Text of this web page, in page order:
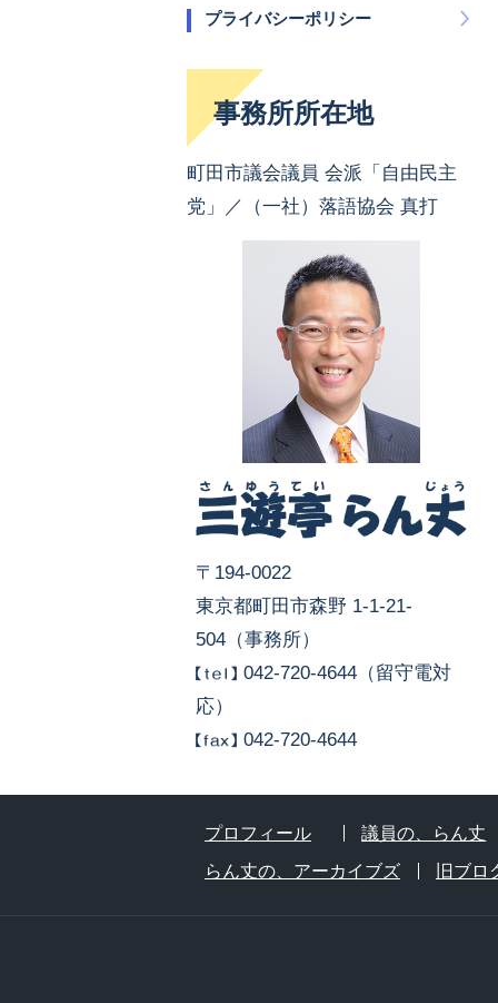
プライバシーポリシー
事務所所在地
町田市議会議員 会派「自由民主
党」／（一社）落語協会 真打
〒194-0022
東京都町田市森野 1-1-21-
504（事務所）
042-720-4644（留守電対
応）
042-720-4644
プロフィール
議員の、らん丈
らん丈の、アーカイブズ
旧ブロ